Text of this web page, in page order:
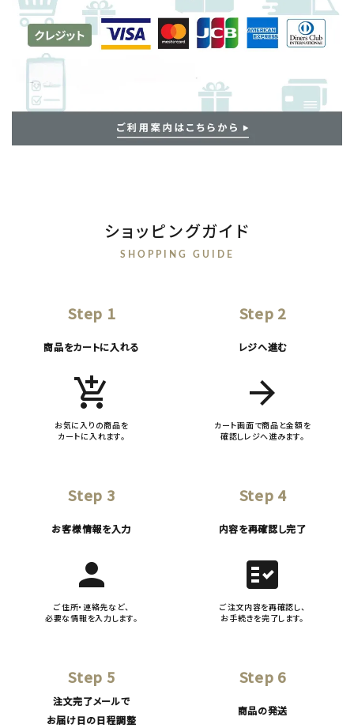
ショッピングガイド
SHOPPING GUIDE
Step 1
商品をカートに入れる
add_shopping_cart
お気に入りの商品を
カートに入れます。
Step 2
レジへ進む
arrow_forward
カート画面で商品と金額を
確認しレジへ進みます。
Step 3
お客様情報を入力
person
ご住所・連絡先など、
必要な情報を入力します。
Step 4
内容を再確認し完了
fact_check
ご注文内容を再確認し、
お手続きを完了します。
Step 5
注文完了メールで
お届け日の日程調整
Step 6
商品の発送